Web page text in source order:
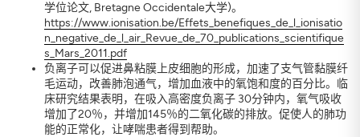
学位论文, Bretagne Occidentale大学)。
https://www.ionisation.be/Effets_benefiques_de_l_ionisatio
n_negative_de_l_air_Revue_de_70_publications_scientifique
s_Mars_2011.pdf
负离子可以促进鼻粘膜上皮细胞的形成，加速了支气管黏膜纤
毛运动，改善肺泡通气，增加血液中的氧饱和度的百分比。临
床研究结果表明，在吸入高密度负离子 30分钟内，氧气吸收
增加了20％，并增加145％的二氧化碳的排放。促使人的肺功
能的正常化，让哮喘患者得到帮助。